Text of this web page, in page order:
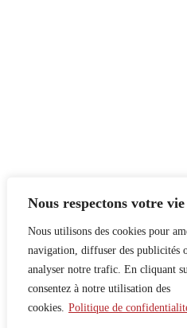
Nous respectons votre
Nous utilisons des cookies pour
navigation, diffuser des publicités
analyser notre trafic. En cliquant
consentez à notre utilisation des
cookies. Politique de